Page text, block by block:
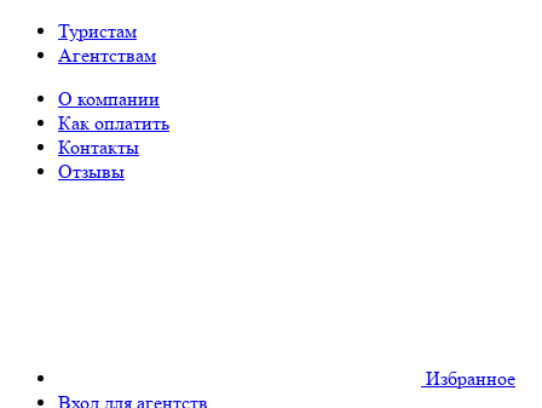
Туристам
Агентствам
О компании
Как оплатить
Контакты
Отзывы
Избранное
Вход для агентств